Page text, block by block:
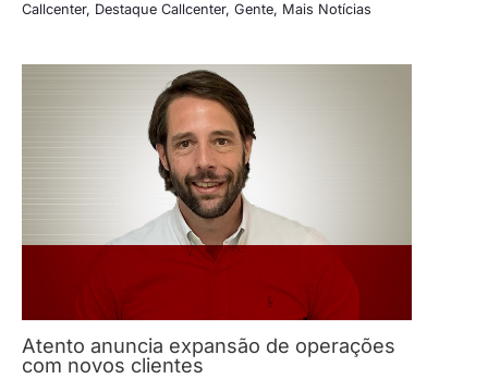
Callcenter, Destaque Callcenter, Gente, Mais Notícias
Atento anuncia expansão de operações
com novos clientes